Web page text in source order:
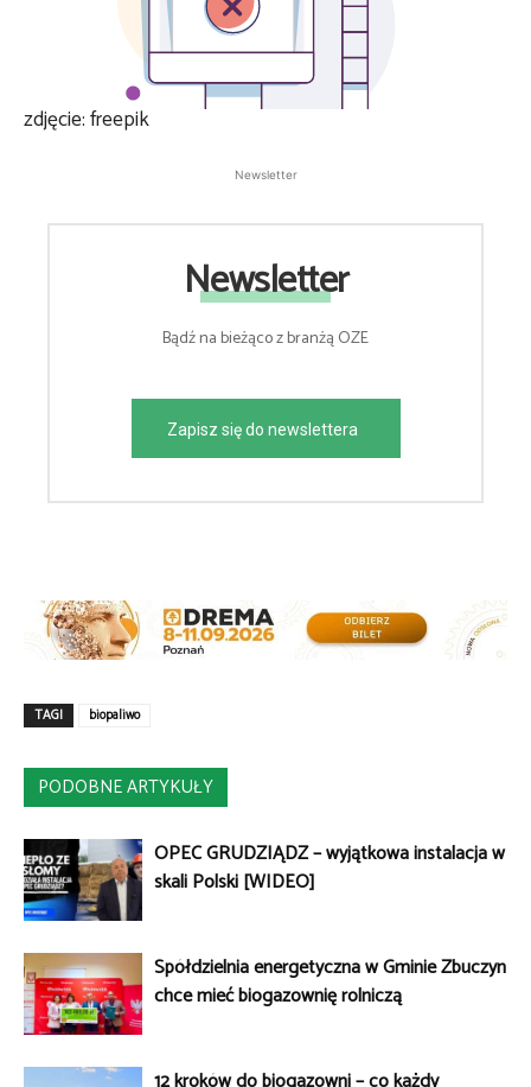
zdjęcie: freepik
Newsletter
Newsletter
Bądź na bieżąco z branżą OZE
Zapisz się do newslettera
TAGI biopaliwo
PODOBNE ARTYKUŁY
OPEC GRUDZIĄDZ – wyjątkowa instalacja w
skali Polski [WIDEO]
Spółdzielnia energetyczna w Gminie Zbuczyn
chce mieć biogazownię rolniczą